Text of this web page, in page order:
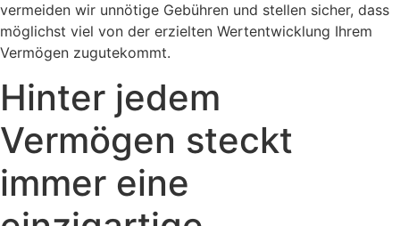
vermeiden wir unnötige Gebühren und stellen sicher, dass
möglichst viel von der erzielten Wertentwicklung Ihrem
Vermögen zugutekommt.
Hinter jedem
Vermögen steckt
immer eine